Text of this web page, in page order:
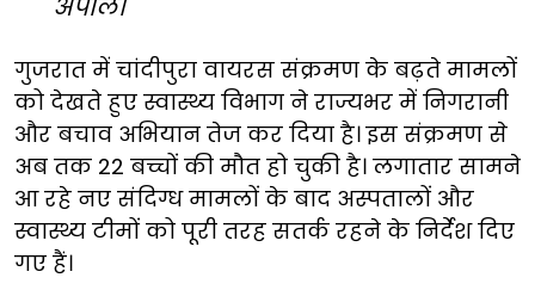
अपील।
गुजरात में चांदीपुरा वायरस संक्रमण के बढ़ते मामलों
को देखते हुए स्वास्थ्य विभाग ने राज्यभर में निगरानी
और बचाव अभियान तेज कर दिया है। इस संक्रमण से
अब तक 22 बच्चों की मौत हो चुकी है। लगातार सामने
आ रहे नए संदिग्ध मामलों के बाद अस्पतालों और
स्वास्थ्य टीमों को पूरी तरह सतर्क रहने के निर्देश दिए
गए हैं।